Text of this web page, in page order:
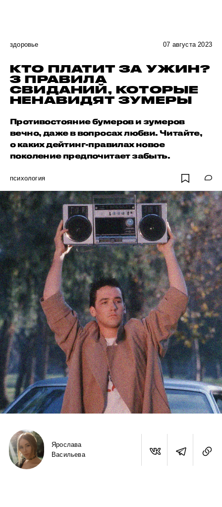
здоровье 07 августа 2023
КТО ПЛАТИТ ЗА УЖИН?
3 ПРАВИЛА
СВИДАНИЙ, КОТОРЫЕ
НЕНАВИДЯТ ЗУМЕРЫ
Противостояние бумеров и зумеров
вечно, даже в вопросах любви. Читайте,
о каких дейтинг-правилах новое
поколение предпочитает забыть.
психология
Ярослава
Васильева